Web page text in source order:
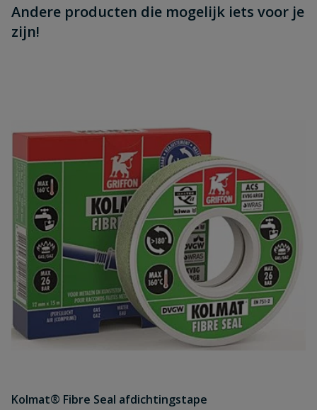
Andere producten die mogelijk iets voor je
zijn!
Kolmat® Fibre Seal afdichtingstape